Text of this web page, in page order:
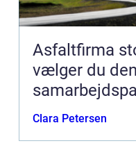
Asfaltfirma
vælger du
Clara Petersen